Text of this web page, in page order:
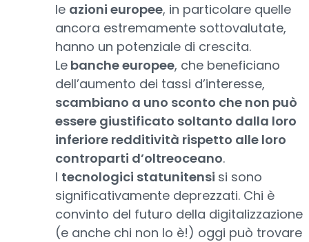
le azioni europee, in particolare quelle
ancora estremamente sottovalutate,
hanno un potenziale di crescita.
Le banche europee, che beneficiano
dell’aumento dei tassi d’interesse,
scambiano a uno sconto che non può
essere giustificato soltanto dalla loro
inferiore redditività rispetto alle loro
controparti d’oltreoceano.
I tecnologici statunitensi si sono
significativamente deprezzati. Chi è
convinto del futuro della digitalizzazione
(e anche chi non lo è!) oggi può trovare